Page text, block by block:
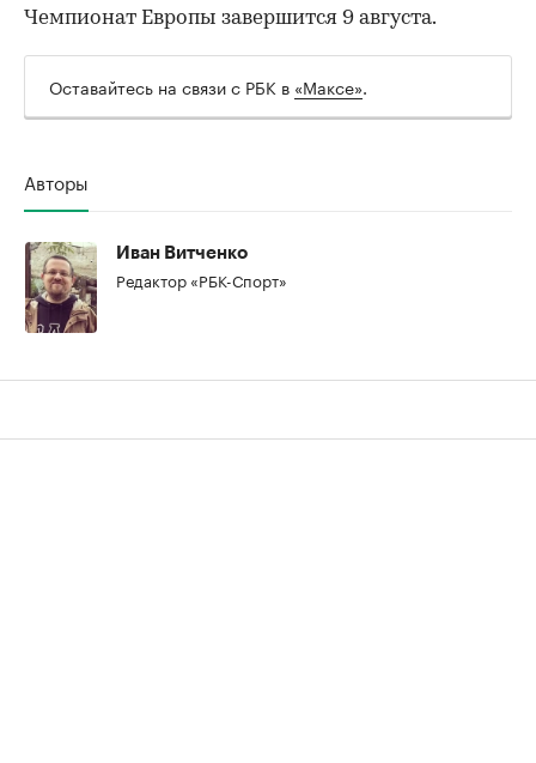
00:00 / 00:00
Чемпионат Европы завершится 9 августа.
Оставайтесь на связи с РБК в «Максе».
Авторы
Иван Витченко
Редактор «РБК-Спорт»